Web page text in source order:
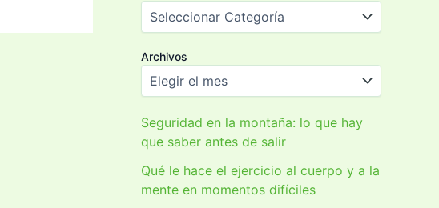
Archivos
Seguridad en la montaña: lo que hay
que saber antes de salir
Qué le hace el ejercicio al cuerpo y a la
mente en momentos difíciles